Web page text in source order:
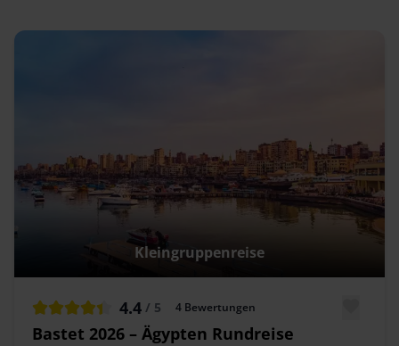
Kleingruppenreise
4.4 / 5 4 Bewertungen
Bastet 2026 – Ägypten Rundreise